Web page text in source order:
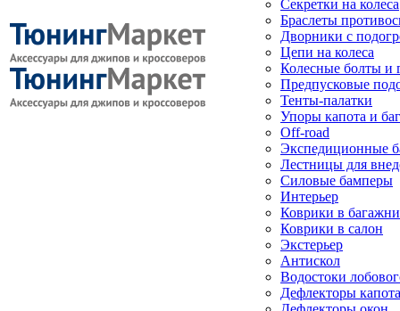
Секретки на колеса
Браслеты
Дворники с
Цепи на колеса
Колесные болты и
Предпусковые
Тенты-палатки
Упоры капота и
Off-road
Экспедиционные
Лестницы для
Силовые бамперы
Интерьер
Коврики в
Коврики в салон
Экстерьер
Антискол
Водостоки
Дефлекторы капота